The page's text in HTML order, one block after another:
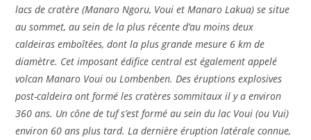
lacs de cratère (Manaro Ngoru, Voui et Manaro Lakua) se situe
au sommet, au sein de la plus récente d’au moins deux
caldeiras emboîtées, dont la plus grande mesure 6 km de
diamètre. Cet imposant édifice central est également appelé
volcan Manaro Voui ou Lombenben. Des éruptions explosives
post-caldeira ont formé les cratères sommitaux il y a environ
360 ans. Un cône de tuf s’est formé au sein du lac Voui (ou Vui)
environ 60 ans plus tard. La dernière éruption latérale connue,